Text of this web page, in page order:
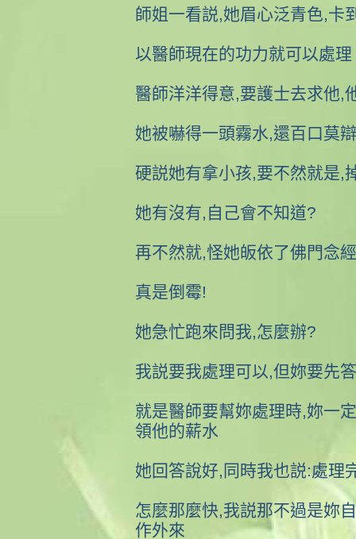
師姐一看説,她眉心泛青色,卡
以醫師現在的功力就可以處理
醫師洋洋得意,要護士去求他,
她被嚇得一頭霧水,還百口莫辯
硬説她有拿小孩,要不然就是,
她有沒有,自己會不知道?
再不然就,怪她皈依了佛門念
真是倒霉!
她急忙跑來問我,怎麼辦?
我説要我處理可以,但妳要先
就是醫師要幫妳處理時,妳一
領他的薪水
她回答說好,同時我也説:處理
怎麼那麼快,我説那不過是妳
作外來